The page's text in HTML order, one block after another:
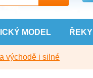
MODEL ŘEKY
východě i silné